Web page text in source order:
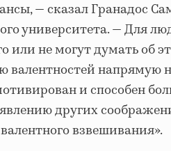
— сказал Гранадос
университета. — Для
или не могут думать об
валентностей напрямую
и способен
других
взвешивания».